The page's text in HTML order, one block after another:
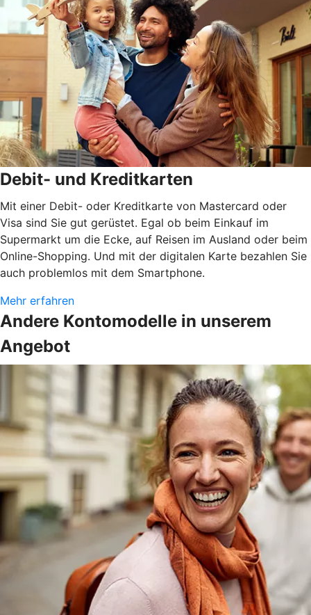
Debit- und Kreditkarten
Mit einer Debit- oder Kreditkarte von Mastercard oder
Visa sind Sie gut gerüstet. Egal ob beim Einkauf im
Supermarkt um die Ecke, auf Reisen im Ausland oder beim
Online-Shopping. Und mit der digitalen Karte bezahlen Sie
auch problemlos mit dem Smartphone.
Mehr erfahren
Andere Kontomodelle in unserem
Angebot